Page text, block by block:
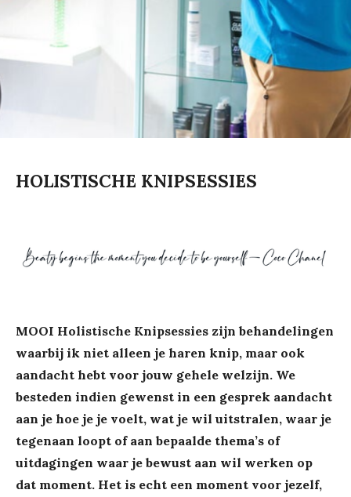
HOLISTISCHE KNIPSESSIES
MOOI Holistische Knipsessies zijn behandelingen
waarbij ik niet alleen je haren knip, maar ook
aandacht hebt voor jouw gehele welzijn. We
besteden indien gewenst in een gesprek aandacht
aan je hoe je je voelt, wat je wil uitstralen, waar je
tegenaan loopt of aan bepaalde thema’s of
uitdagingen waar je bewust aan wil werken op
dat moment. Het is echt een moment voor jezelf,